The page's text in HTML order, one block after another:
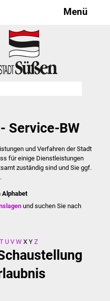
Menü
& Politik
Bürgermeister
Ausschüsse
Ratsinformationssystem
Summerrockfestival
Stadtverwaltung
Ansprechpartner
Service-BW
und Verfahren der Stadt
für einige Dienstleistungen
zuständig sind und Sie ggf.
Alphabet
und suchen Sie nach
T U V W X Y Z